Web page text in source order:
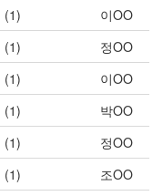
(1)
이OO
(1)
정OO
(1)
이OO
(1)
박OO
(1)
정OO
(1)
조OO